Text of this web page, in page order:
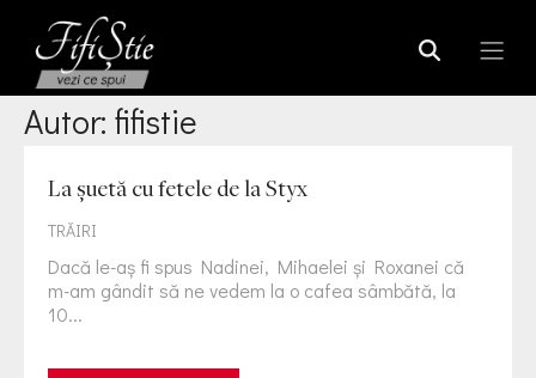
Autor: fifistie
La şuetă cu fetele de la Styx
TRĂIRI
Dacă le-aş fi spus Nadinei, Mihaelei şi Roxanei că
m-am gândit să ne vedem la o cafea sâmbătă, la
10...